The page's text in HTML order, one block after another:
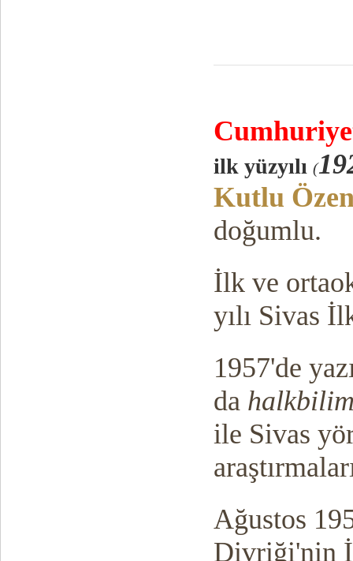
Cumhuriy
ilk yüzyılı (
Kutlu
doğumlu.
İlk ve
yılı Sivas
1957'de
da
ile Sivas
Ağustos
Divriği'nin